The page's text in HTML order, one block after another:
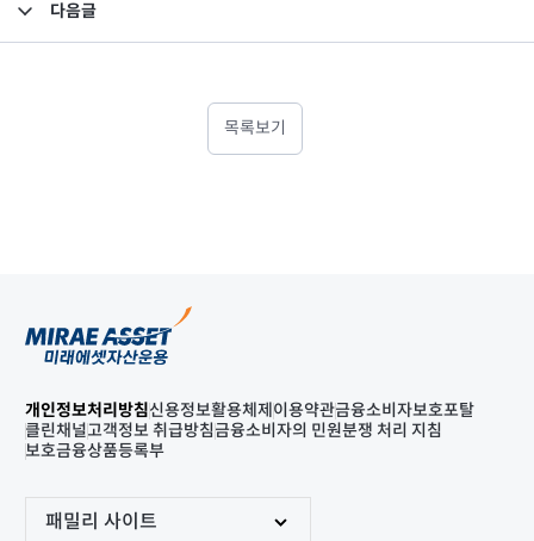
다음글
목록보기
개인정보처리방침신용정보활용체제 이용약관금융소비자보호포탈
클린채널고객정보 취급방침금융소비자의 민원분쟁 처리 지침
보호금융상품등록부
패밀리 사이트